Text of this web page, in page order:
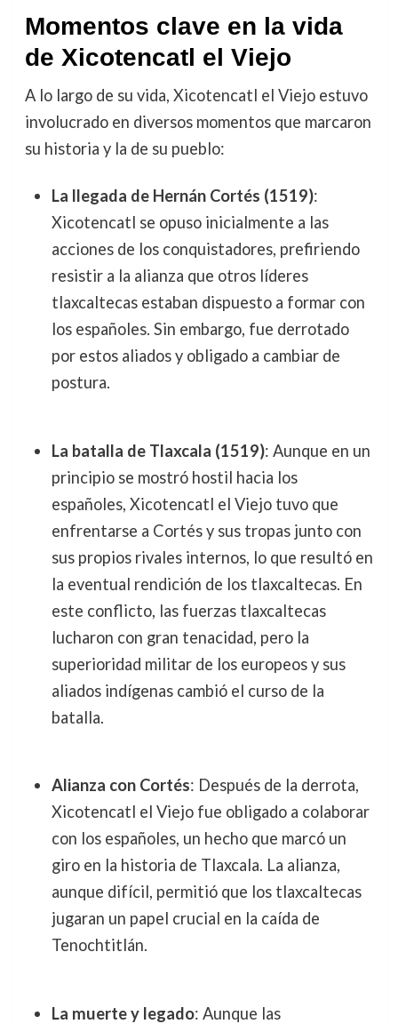
Momentos clave en la vida
de Xicotencatl el Viejo
A lo largo de su vida, Xicotencatl el Viejo estuvo
involucrado en diversos momentos que marcaron
su historia y la de su pueblo:
La llegada de Hernán Cortés (1519):
Xicotencatl se opuso inicialmente a las
acciones de los conquistadores, prefiriendo
resistir a la alianza que otros líderes
tlaxcaltecas estaban dispuesto a formar con
los españoles. Sin embargo, fue derrotado
por estos aliados y obligado a cambiar de
postura.
La batalla de Tlaxcala (1519): Aunque en un
principio se mostró hostil hacia los
españoles, Xicotencatl el Viejo tuvo que
enfrentarse a Cortés y sus tropas junto con
sus propios rivales internos, lo que resultó en
la eventual rendición de los tlaxcaltecas. En
este conflicto, las fuerzas tlaxcaltecas
lucharon con gran tenacidad, pero la
superioridad militar de los europeos y sus
aliados indígenas cambió el curso de la
batalla.
Alianza con Cortés: Después de la derrota,
Xicotencatl el Viejo fue obligado a colaborar
con los españoles, un hecho que marcó un
giro en la historia de Tlaxcala. La alianza,
aunque difícil, permitió que los tlaxcaltecas
jugaran un papel crucial en la caída de
Tenochtitlán.
La muerte y legado: Aunque las